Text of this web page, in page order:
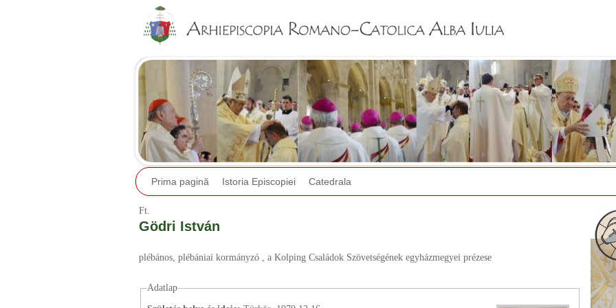
Prima pagină Istoria Episcopiei Catedrala
Ft.
Gödri István
plébános, plébániai kormányzó , a Kolping Családok Szövetségének egyházmegyei prézese
Adatlap